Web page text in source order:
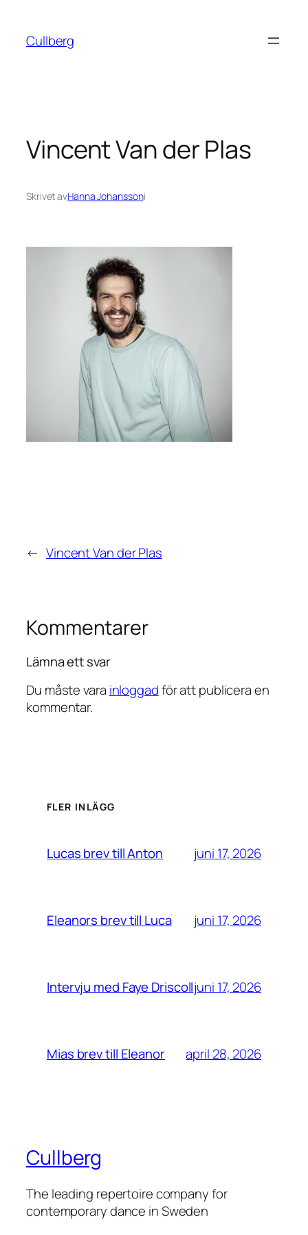
innehåll
Cullberg
Vincent Van der Plas
Skrivet avHanna Johanssoni
← Vincent Van der Plas
Kommentarer
Lämna ett svar
Du måste vara inloggadför att publicera en
kommentar.
FLER INLÄGG
Lucas brev till Anton juni 17, 2026
Eleanors brev till Luca juni 17, 2026
Intervju med Faye Driscolljuni 17, 2026
Mias brev till Eleanor april 28, 2026
Cullberg
The leading repertoire company for
contemporary dance in Sweden